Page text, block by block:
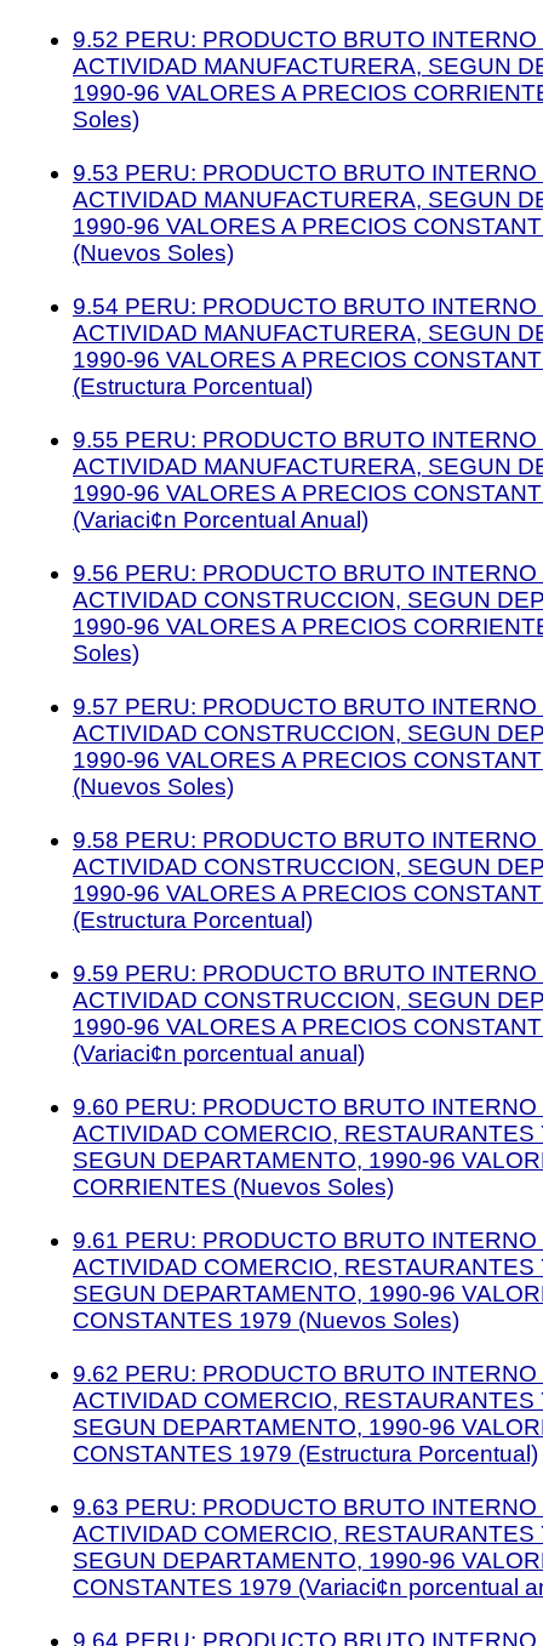
9.52 PERU: PRODUCTO BRUTO INTERNO
ACTIVIDAD MANUFACTURERA, SEGUN
1990-96 VALORES A PRECIOS
Soles)
9.53 PERU: PRODUCTO BRUTO INTERNO
ACTIVIDAD MANUFACTURERA, SEGUN
1990-96 VALORES A PRECIOS
(Nuevos Soles)
9.54 PERU: PRODUCTO BRUTO INTERNO
ACTIVIDAD MANUFACTURERA, SEGUN
1990-96 VALORES A PRECIOS
(Estructura Porcentual)
9.55 PERU: PRODUCTO BRUTO INTERNO
ACTIVIDAD MANUFACTURERA, SEGUN
1990-96 VALORES A PRECIOS
(Variaci¢n Porcentual Anual)
9.56 PERU: PRODUCTO BRUTO INTERNO
ACTIVIDAD CONSTRUCCION, SEGUN
1990-96 VALORES A PRECIOS
Soles)
9.57 PERU: PRODUCTO BRUTO INTERNO
ACTIVIDAD CONSTRUCCION, SEGUN
1990-96 VALORES A PRECIOS
(Nuevos Soles)
9.58 PERU: PRODUCTO BRUTO INTERNO
ACTIVIDAD CONSTRUCCION, SEGUN
1990-96 VALORES A PRECIOS
(Estructura Porcentual)
9.59 PERU: PRODUCTO BRUTO INTERNO
ACTIVIDAD CONSTRUCCION, SEGUN
1990-96 VALORES A PRECIOS
(Variaci¢n porcentual anual)
9.60 PERU: PRODUCTO BRUTO INTERNO
ACTIVIDAD COMERCIO, RESTAURANTES
SEGUN DEPARTAMENTO, 1990-96
CORRIENTES (Nuevos Soles)
9.61 PERU: PRODUCTO BRUTO INTERNO
ACTIVIDAD COMERCIO, RESTAURANTES
SEGUN DEPARTAMENTO, 1990-96
CONSTANTES 1979 (Nuevos Soles)
9.62 PERU: PRODUCTO BRUTO INTERNO
ACTIVIDAD COMERCIO, RESTAURANTES
SEGUN DEPARTAMENTO, 1990-96
CONSTANTES 1979 (Estructura Porcentual)
9.63 PERU: PRODUCTO BRUTO INTERNO
ACTIVIDAD COMERCIO, RESTAURANTES
SEGUN DEPARTAMENTO, 1990-96
CONSTANTES 1979 (Variaci¢n porcentual
9.64 PERU: PRODUCTO BRUTO INTERNO